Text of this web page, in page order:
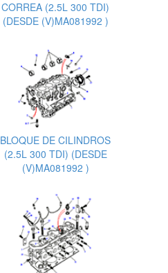
CORREA (2.5L 300 TDI)
(DESDE (V)MA081992 )
BLOQUE DE CILINDROS
(2.5L 300 TDI) (DESDE
(V)MA081992 )